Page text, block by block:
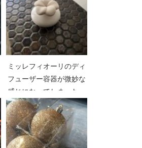
ミッレフィオーリのディ
フューザー容器が微妙な
感じになってしまった。